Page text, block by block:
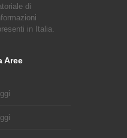
di
in Italia.
Aree